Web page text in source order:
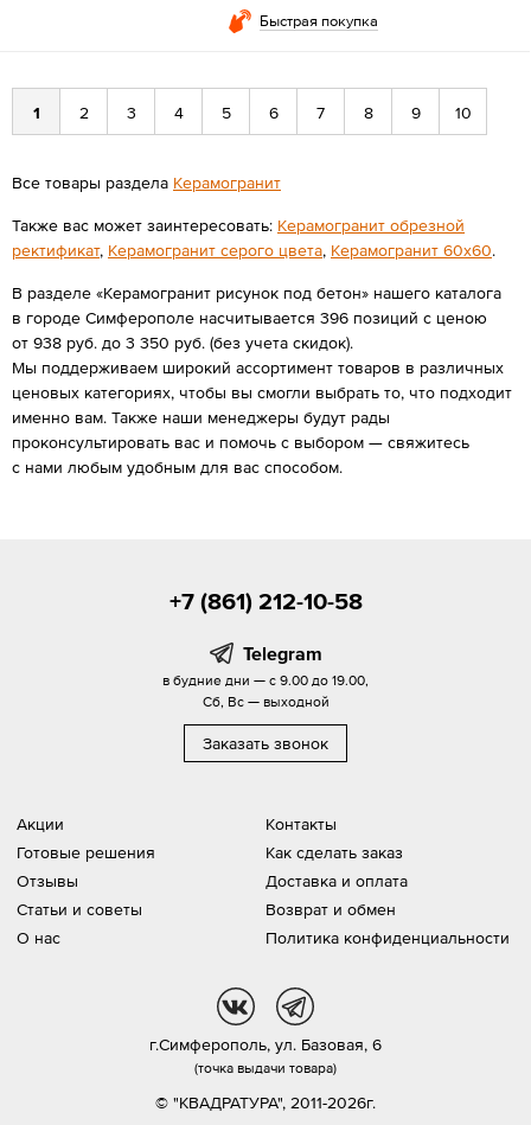
Быстрая покупка
1 2 3 4 5 6 7 8 9 10
Все товары раздела Керамогранит
Также вас может заинтересовать: Керамогранит обрезной
ректификат, Керамогранит серого цвета, Керамогранит 60х60.
В разделе «Керамогранит рисунок под бетон» нашего каталога
в городе Симферополе насчитывается 396 позиций с ценою
от 938 руб. до 3 350 руб. (без учета скидок).
Мы поддерживаем широкий ассортимент товаров в различных
ценовых категориях, чтобы вы смогли выбрать то, что подходит
именно вам. Также наши менеджеры будут рады
проконсультировать вас и помочь с выбором — свяжитесь
с нами любым удобным для вас способом.
Акции
Готовые решения
Отзывы
Статьи и советы
О нас
Контакты
Как сделать заказ
Доставка и оплата
Возврат и обмен
Политика конфиденциальности
+7 (861) 212-10-58
Telegram
в будние дни — с 9.00 до 19.00,
Сб, Вс — выходной
Заказать звонок
© "КВАДРАТУРА", 2011-2026г.
г.Симферополь, ул. Базовая, 6
(точка выдачи товара)
vk tg